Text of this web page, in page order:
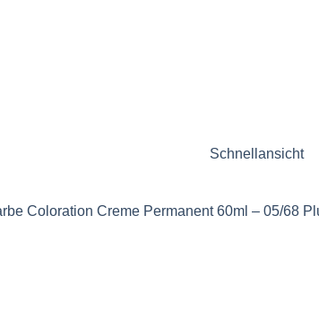
Schnellansicht
Coloration Creme Permanent 60ml – 05/68